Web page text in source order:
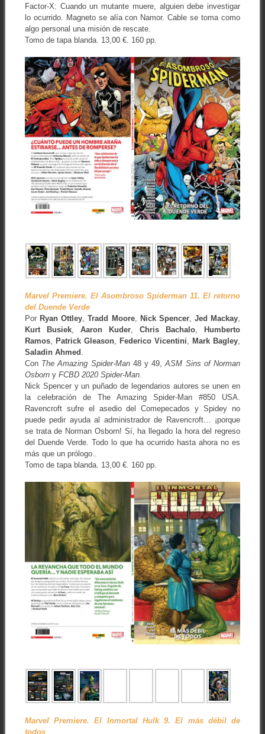
Factor-X: Cuando un mutante muere, alguien debe investigar
lo ocurrido. Magneto se alía con Namor. Cable se toma como
algo personal una misión de rescate.
Tomo de tapa blanda. 13,00 €. 160 pp.
Marvel Premiere. El Asombroso Spiderman 11. El retorno
del Duende Verde
PorRyan Ottley ,Tradd Moore, Nick Spencer, Jed Mackay
Kurt Busiek, Aaron Kuder ,Chris Bachalo ,Humberto
Ramos, Patrick Gleason, Federico Vicentini ,Mark Bagley
Saladin Ahmed
Con The Amazing Spider-Man48 y 49,ASM Sins of Norman
Osborny FCBD 2020 Spider-Man.
Nick Spencer y un puñado de legendarios autores se unen en
la celebración de The Amazing Spider-Man #850 USA.
Ravencroft sufre el asedio del Comepecados y Spidey no
puede pedir ayuda al administrador de Ravencroft… ¡porque
se trata de Norman Osborn! Sí, ha llegado la hora del regreso
del Duende Verde. Todo lo que ha ocurrido hasta ahora no es
más que un prólogo..
Tomo de tapa blanda. 13,00 €. 160 pp.
Marvel Premiere. El Inmortal Hulk 9. El más débil de
todos